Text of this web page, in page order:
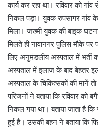
कार्य कर रहा था। रविवार काे
निकल पड़ा। युवक रुपसागर गांव
मिला। जख्मी युवक की बाइक
मिलते ही नावानगर पुलिस माैके
लिए अनुमंडलीय अस्पताल में भर्ती
अस्पताल में इलाज के बाद बेहतर
अस्पताल के चिकित्सकाें की मानें
परिजनाें ने बताया कि रविवार
निकल गया था। बताया जाता है
हुई है। उसकी बहन ने बताया कि